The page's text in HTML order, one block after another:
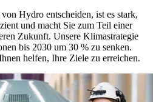
Hydro entscheiden, ist es stark,
und macht Sie zum Teil einer
Zukunft. Unsere Klimastrategie
bis 2030 um 30 % zu senken.
helfen, Ihre Ziele zu erreichen.